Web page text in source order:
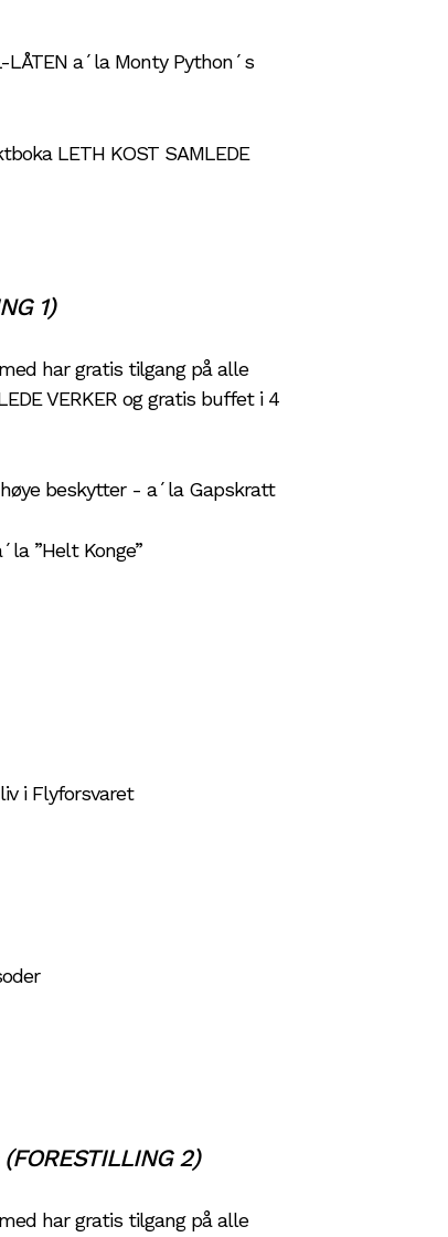
a´la Monty Python´s
LETH KOST SAMLEDE
1)
har gratis tilgang på alle
VERKER og gratis buffet i 4
beskytter - a´la Gapskratt
”Helt Konge”
i Flyforsvaret
(FORESTILLING 2)
har gratis tilgang på alle